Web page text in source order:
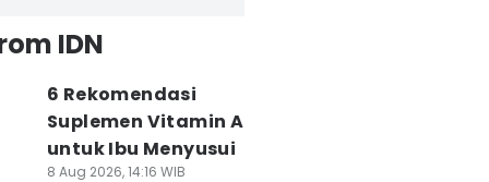
IDN
6 Rekomendasi
Suplemen Vitamin A
untuk Ibu Menyusui
8 Aug 2026, 14:16 WIB